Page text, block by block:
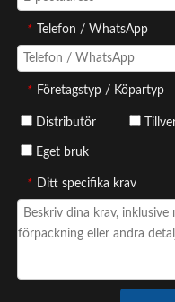
* Telefon / WhatsApp
* Företagstyp / Köpartyp
Distributör
Eget bruk
* Ditt specifika krav